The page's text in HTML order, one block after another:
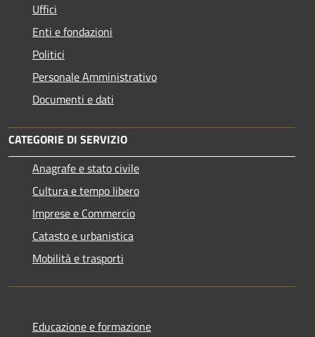
Uffici
Enti e fondazioni
Politici
Personale Amministrativo
Documenti e dati
CATEGORIE DI SERVIZIO
Anagrafe e stato civile
Cultura e tempo libero
Imprese e Commercio
Catasto e urbanistica
Mobilità e trasporti
Educazione e formazione